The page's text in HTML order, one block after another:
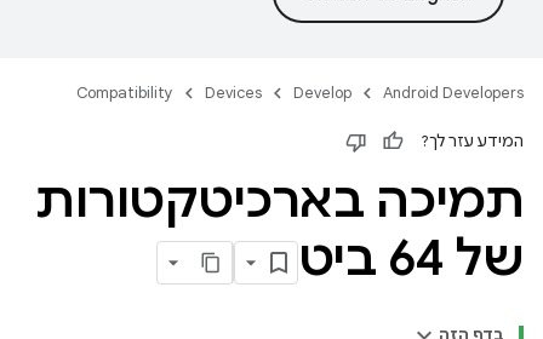
Android Developers
Develop
Devices
Compatibility
המידע עזר לך?
תמיכה בארכיטקטורות
של 64 ביט
בדף הזה